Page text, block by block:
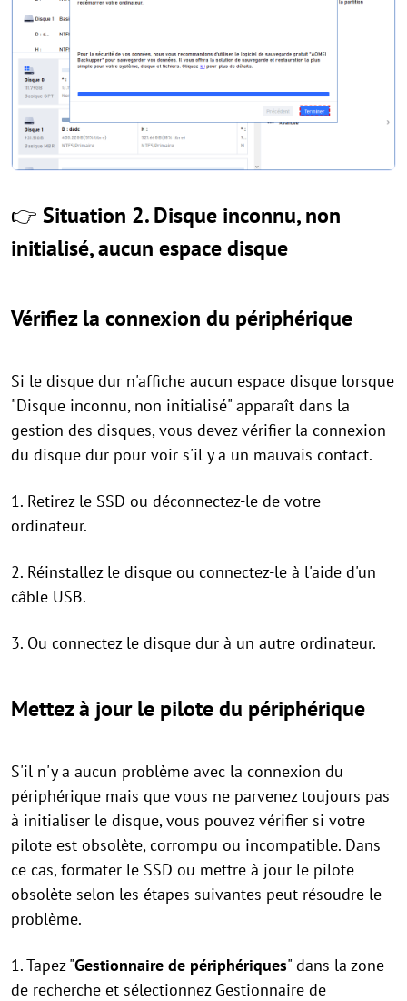
👉 Situation 2. Disque inconnu, non
initialisé, aucun espace disque
Vérifiez la connexion du périphérique
Si le disque dur n'affiche aucun espace disque lorsque
"Disque inconnu, non initialisé" apparaît dans la
gestion des disques, vous devez vérifier la connexion
du disque dur pour voir s'il y a un mauvais contact.
1. Retirez le SSD ou déconnectez-le de votre
ordinateur.
2. Réinstallez le disque ou connectez-le à l'aide d'un
câble USB.
3. Ou connectez le disque dur à un autre ordinateur.
Mettez à jour le pilote du périphérique
S'il n'y a aucun problème avec la connexion du
périphérique mais que vous ne parvenez toujours pas
à initialiser le disque, vous pouvez vérifier si votre
pilote est obsolète, corrompu ou incompatible. Dans
ce cas, formater le SSD ou mettre à jour le pilote
obsolète selon les étapes suivantes peut résoudre le
problème.
1. Tapez "Gestionnaire de périphériques" dans la zone
de recherche et sélectionnez Gestionnaire de